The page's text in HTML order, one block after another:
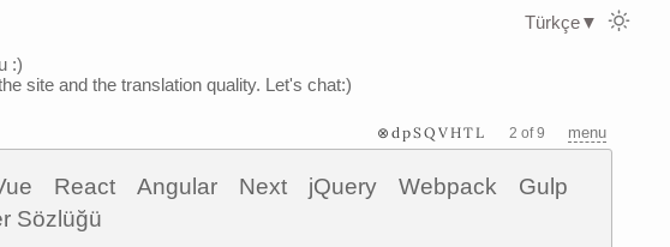
:)
site and the translation quality. Let's chat:)
⊗dpSQVHTL 2 of 9 menu
React Angular Next jQuery Webpack
Gulp
Sözlüğü
Türkçe▼